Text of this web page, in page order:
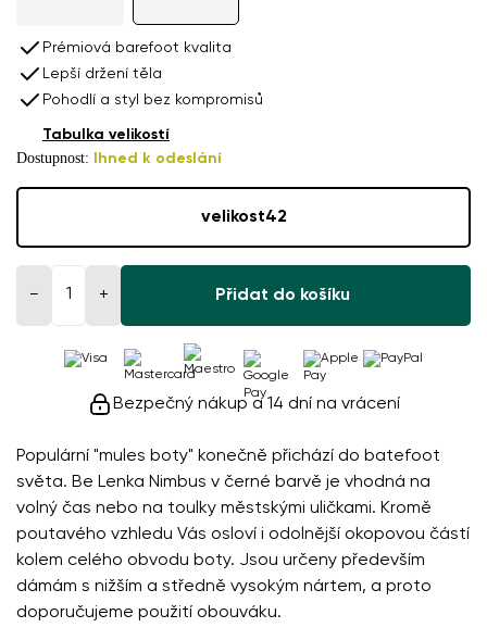
Populární "mules boty" konečně přichází do batefoot
světa. Be Lenka Nimbus v černé barvě je vhodná na
volný čas nebo na toulky městskými uličkami. Kromě
poutavého vzhledu Vás osloví i odolnější okopovou částí
kolem celého obvodu boty. Jsou určeny především
dámám s nižším a středně vysokým nártem, a proto
doporučujeme použití obouváku.
Prémiová barefoot kvalita
Lepší držení těla
Pohodlí a styl bez kompromisů
Dostupnost: Ihned k odeslání
Tabulka velikostí
velikost42
− + Přidat do košíku
Bezpečný nákup a 14 dní na vrácení